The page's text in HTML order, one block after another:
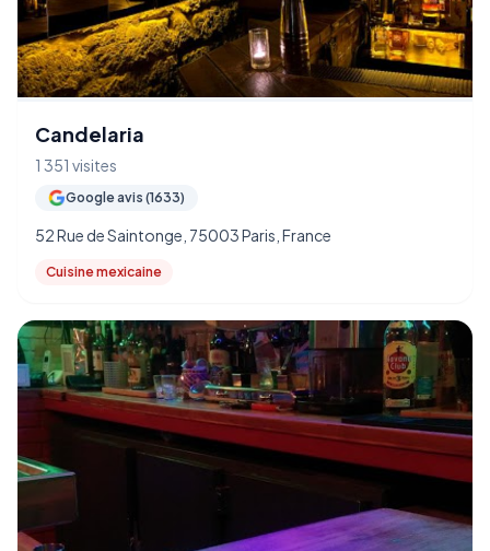
Candelaria
1 351 visites
Google avis (1633)
52 Rue de Saintonge, 75003 Paris, France
Cuisine mexicaine